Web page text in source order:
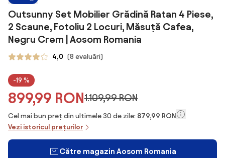
Outsunny Set Mobilier Grădină Ratan 4 Piese,
2 Scaune, Fotoliu 2 Locuri, Măsuță Cafea,
Negru Crem | Aosom Romania
4,0 (8 evaluări)
-19 %
899,99 RON1.109,99 RON
Cel mai bun preț din ultimele 30 de zile: 879,99 RON
Vezi istoricul prețurilor
Către magazin Aosom Romania